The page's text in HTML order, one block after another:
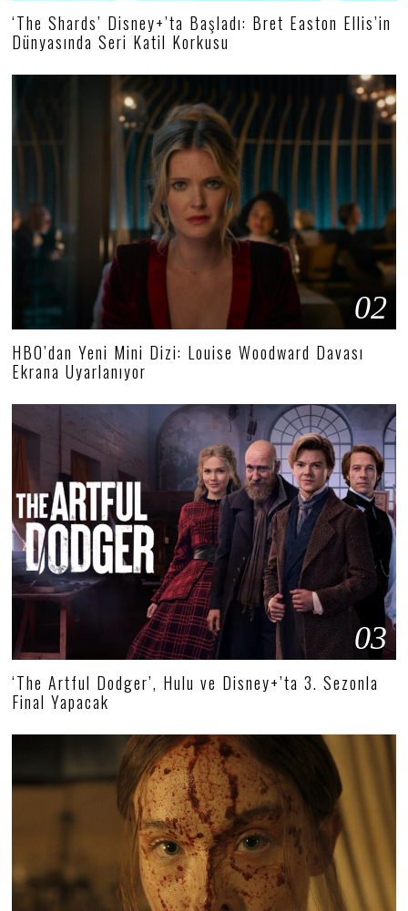
‘The Shards’ Disney+’ta Başladı: Bret Easton Ellis’in
Dünyasında Seri Katil Korkusu
02
HBO’dan Yeni Mini Dizi: Louise Woodward Davası
Ekrana Uyarlanıyor
03
‘The Artful Dodger’, Hulu ve Disney+’ta 3. Sezonla
Final Yapacak